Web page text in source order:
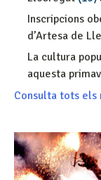
Inscripcions
d’Artesa de
La cultura
aquesta
Consulta tots els